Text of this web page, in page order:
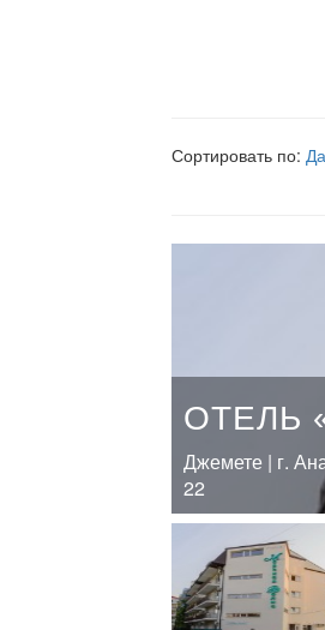
Сортировать по:
ОТЕЛЬ
Джемете | г.
22